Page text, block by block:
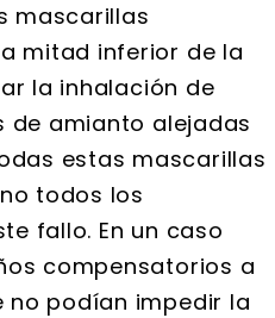
mascarillas
mitad inferior de la
la inhalación de
de amianto alejadas
estas mascarillas
todos los
fallo. En un caso
compensatorios a
no podían impedir la